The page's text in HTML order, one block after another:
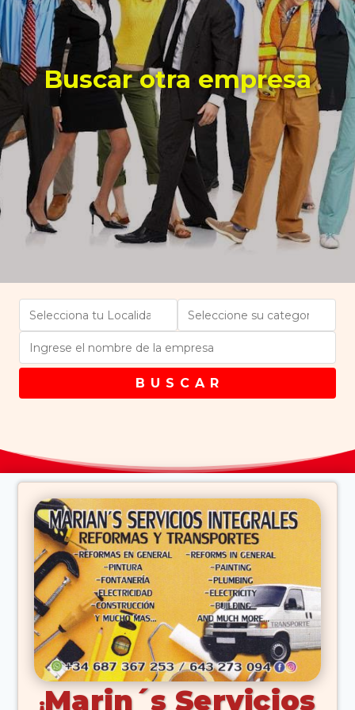
Buscar otra empresa
B U S C A R
Marin´s Servicios